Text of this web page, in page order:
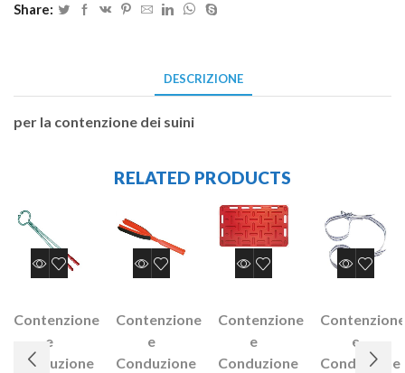
Share:
DESCRIZIONE
per la contenzione dei suini
RELATED PRODUCTS
Contenzione
e
Conduzione
Contenzione
e
Conduzione
Contenzione
e
Conduzione
Contenzione
e
Conduzione